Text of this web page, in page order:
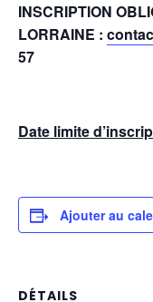
INSCRIPTION
LORRAINE :
57
Date limite
Ajouter au
DÉTAILS